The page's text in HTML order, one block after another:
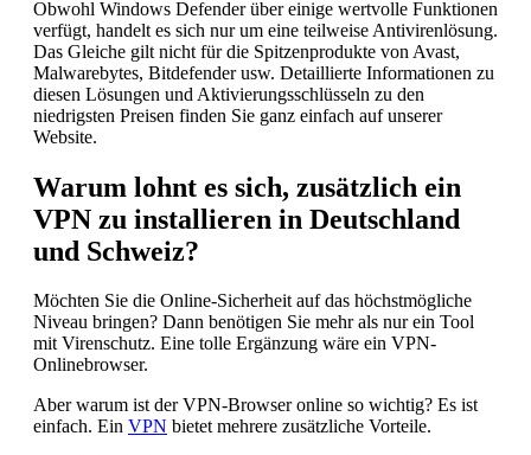
Obwohl Windows Defender über einige wertvolle Funktionen
verfügt, handelt es sich nur um eine teilweise Antivirenlösung.
Das Gleiche gilt nicht für die Spitzenprodukte von Avast,
Malwarebytes, Bitdefender usw. Detaillierte Informationen zu
diesen Lösungen und Aktivierungsschlüsseln zu den
niedrigsten Preisen finden Sie ganz einfach auf unserer
Website.
Warum lohnt es sich, zusätzlich ein
VPN zu installieren in Deutschland
und Schweiz?
Möchten Sie die Online-Sicherheit auf das höchstmögliche
Niveau bringen? Dann benötigen Sie mehr als nur ein Tool
mit Virenschutz. Eine tolle Ergänzung wäre ein VPN-
Onlinebrowser.
Aber warum ist der VPN-Browser online so wichtig? Es ist
einfach. Ein VPN bietet mehrere zusätzliche Vorteile.